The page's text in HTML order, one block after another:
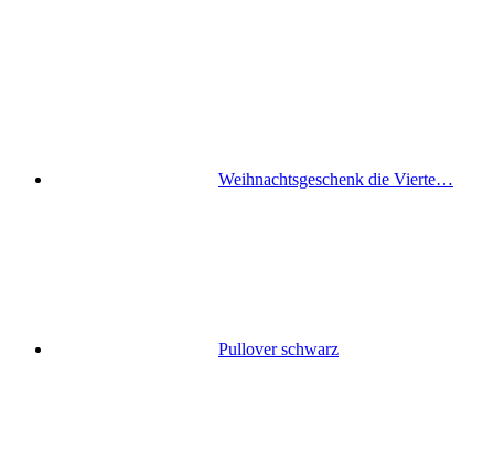
Weihnachtsgeschenk die Vierte…
Pullover schwarz